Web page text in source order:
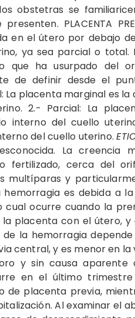
obstetras se
PLACENTA
en el útero por debajo
ya sea parcial o
que ha usurpado del
de definir desde el
La placenta marginal es
2.- Parcial: La
interno del cuello
del cuello uterino.
La creencia
fertilizado, cerca del
multíparas y
es debida a
cual ocurre cuando la
placenta con el útero,
la hemorragia
central, y es menor en
y sin causa aparente
en el último
de placenta previa,
Al examinar el